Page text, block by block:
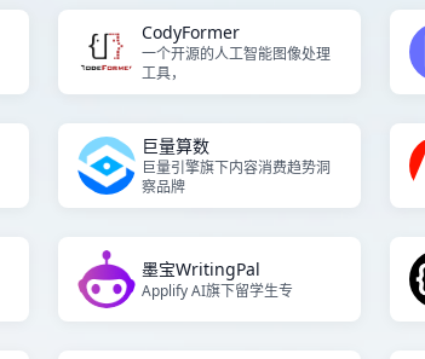
CodyFormer
一个开源的人工智能图像处理
工具，
巨量算数
巨量引擎旗下内容消费趋势洞
察品牌
墨宝WritingPal
Applify AI旗下留学生专